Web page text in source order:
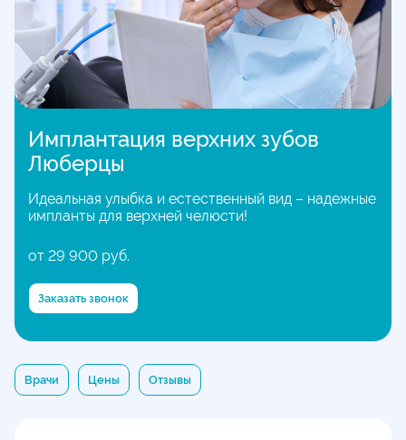
Имплантация верхних зубов
Люберцы
Идеальная улыбка и естественный вид – надежные
импланты для верхней челюсти!
от 29 900 руб.
Заказать звонок
Врачи Цены Отзывы